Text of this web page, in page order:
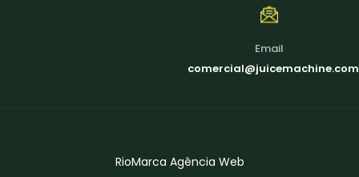
Email
RioMarca Agência Web